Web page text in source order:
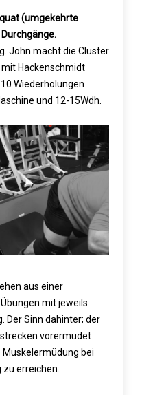
(umgekehrte
John macht die Cluster
Hackenschmidt
Wiederholungen
und 12-15Wdh.
aus einer
mit jeweils
Der Sinn dahinter; der
vorermüdet
bei
erreichen.